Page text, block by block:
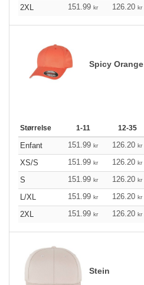
2XL
151.99 kr 126.20 kr
Spicy Orange
Størrelse 1-11 12-35
Enfant 151.99 kr 126.20 kr
XS/S
151.99 kr 126.20 kr
S
151.99 kr 126.20 kr
L/XL
151.99 kr 126.20 kr
2XL
151.99 kr 126.20 kr
Stein